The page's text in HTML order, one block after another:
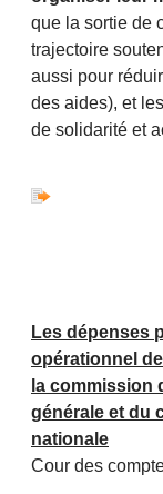
que la sortie de
trajectoire
aussi pour
des aides), et
de solidarité et
Les dépenses
opérationnel
la commission
générale et du
nationale
Cour des